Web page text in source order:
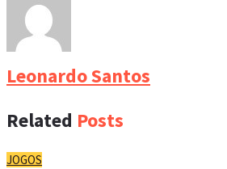
Leonardo Santos
Related Posts
JOGOS